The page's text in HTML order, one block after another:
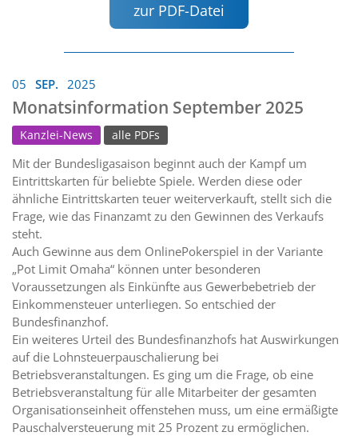
zur PDF-Datei
05 SEP. 2025
Monatsinformation September 2025
Kanzlei-News alle PDFs
Mit der Bundesligasaison beginnt auch der Kampf um
Eintrittskarten für beliebte Spiele. Werden diese oder
ähnliche Eintrittskarten teuer weiterverkauft, stellt sich die
Frage, wie das Finanzamt zu den Gewinnen des Verkaufs
steht.
Auch Gewinne aus dem OnlinePokerspiel in der Variante
„Pot Limit Omaha“ können unter besonderen
Voraussetzungen als Einkünfte aus Gewerbebetrieb der
Einkommensteuer unterliegen. So entschied der
Bundesfinanzhof.
Ein weiteres Urteil des Bundesfinanzhofs hat Auswirkungen
auf die Lohnsteuerpauschalierung bei
Betriebsveranstaltungen. Es ging um die Frage, ob eine
Betriebsveranstaltung für alle Mitarbeiter der gesamten
Organisationseinheit offenstehen muss, um eine ermäßigte
Pauschalversteuerung mit 25 Prozent zu ermöglichen.